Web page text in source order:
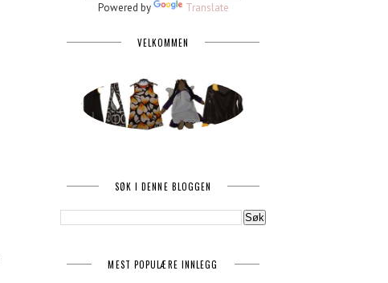
Powered by Translate
VELKOMMEN
SØK I DENNE BLOGGEN
MEST POPULÆRE INNLEGG